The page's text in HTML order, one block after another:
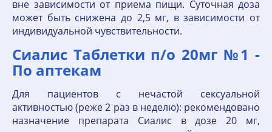
вне зависимости от приема пищи. Суточная доза
может быть снижена до 2,5 мг, в зависимости от
индивидуальной чувствительности.
Сиалис Таблетки п/о 20мг №1 -
По аптекам
Для пациентов с нечастой сексуальной
активностью (реже 2 раз в неделю): рекомендовано
назначение препарата Сиалис в дозе 20 мг,